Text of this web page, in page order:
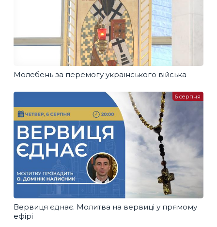
Молебень за перемогу українського війська
Вервиця єднає. Молитва на вервиці у прямому
ефірі
6 серпня